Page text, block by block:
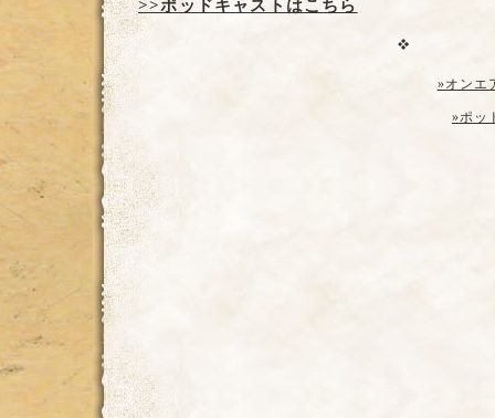
>>ポッドキャストはこちら
»オンエ
»ポッ